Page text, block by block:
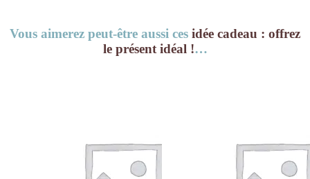
Vous aimerez peut-être aussi ces idée cadeau : offrez
le présent idéal !…